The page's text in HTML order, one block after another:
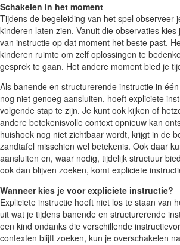
Schakelen in het moment
Tijdens de begeleiding van het spel observeer
kinderen laten zien. Vanuit die observaties
van instructie op dat moment het beste past.
kinderen ruimte om zelf oplossingen te
gesprek te gaan. Het andere moment bied je
Als banende en structurerende instructie in
nog niet genoeg aansluiten, hoeft expliciete
volgende stap te zijn. Je kunt ook kijken of
andere betekenisvolle context opnieuw kan
huishoek nog niet zichtbaar wordt, krijgt in de
zandtafel misschien wel betekenis. Ook daar
aansluiten en, waar nodig, tijdelijk structuur
ook dan blijven zoeken, komt expliciete
Wanneer kies je voor expliciete instructie?
Expliciete instructie hoeft niet los te staan van
uit wat je tijdens banende en structurerende
een kind ondanks die verschillende
contexten blijft zoeken, kun je overschakelen